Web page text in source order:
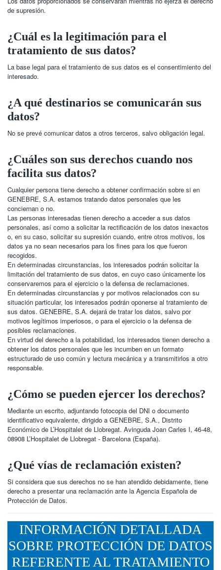
de supresión.
¿Cuál es la legitimación para el
tratamiento de sus datos?
La base legal para el tratamiento de sus datos es el consentimiento del
interesado.
¿A qué destinarios se comunicarán sus
datos?
No se prevé comunicar datos a otros terceros, salvo obligación legal.
¿Cuáles son sus derechos cuando nos
facilita sus datos?
Cualquier persona tiene derecho a obtener confirmación sobre si en
GENEBRE, S.A. estamos tratando datos personales que les
conciernan o no.
Las personas interesadas tienen derecho a acceder a sus datos
personales, así como a solicitar la rectificación de los datos inexactos
o, en su caso, solicitar su supresión cuando, entre otros motivos, los
datos ya no sean necesarios para los fines para los que fueron
recogidos.
En determinadas circunstancias, los interesados podrán solicitar la
limitación del tratamiento de sus datos, en cuyo caso únicamente los
conservaremos para el ejercicio o la defensa de reclamaciones.
En determinadas circunstancias y por motivos relacionados con su
situación particular, los interesados podrán oponerse al tratamiento de
sus datos. GENEBRE, S.A. dejará de tratar los datos, salvo por
motivos legítimos imperiosos, o para el ejercicio o la defensa de
posibles reclamaciones.
En virtud del derecho a la potabilidad, los interesados tienen derecho a
obtener los datos personales que les incumben en un formato
estructurado de uso común y lectura mecánica y a transmitirlos a otro
responsable.
¿Cómo se pueden ejercer los derechos?
Mediante un escrito, adjuntando fotocopia del DNI o documento
identificativo equivalente, dirigido a GENEBRE, S.A., Distrito
Económico de L’Hospitalet de Llobregat. Avinguda Joan Carles I, 46-48,
08908 L’Hospitalet de Llobregat - Barcelona (España).
¿Qué vías de reclamación existen?
Si considera que sus derechos no se han atendido debidamente, tiene
derecho a presentar una reclamación ante la Agencia Española de
Protección de Datos.
INFORMACIÓN DETALLADA
SOBRE PROTECCIÓN DE DATOS
REFERENTE AL TRATAMIENTO